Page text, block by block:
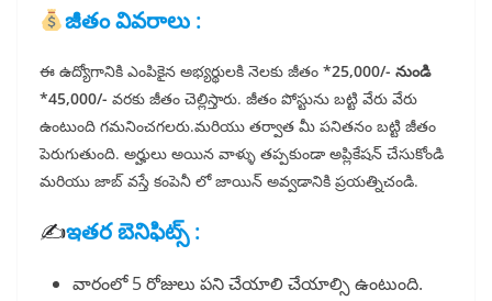
జీతం వివరాలు :
ఈ ఉద్యోగానికి ఎంపికైన అభ్యర్థులకి నెలకు జీతం *25,000/- నుండి
*45,000/- వరకు జీతం చెల్లిస్తారు. జీతం పోస్టును బట్టి వేరు వేరు
ఉంటుంది గమనించగలరు.మరియు తర్వాత మీ పనితనం బట్టి జీతం
పెరుగుతుంది. అర్హులు అయిన వాళ్ళు తప్పకుండా అప్లికేషన్ చేసుకోండి
మరియు జాబ్ వస్తే కంపెనీ లో జాయిన్ అవ్వడానికి ప్రయత్నిచండి.
✍️ఇతర బెనిఫిట్స్ :
వారంలో 5 రోజులు పని చేయాలి చేయాల్సి ఉంటుంది.